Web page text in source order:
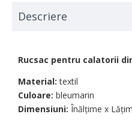
Descriere
Rucsac pentru calatorii
Material:textil
Culoare: bleumarin
Dimensiuni: Înălțime x